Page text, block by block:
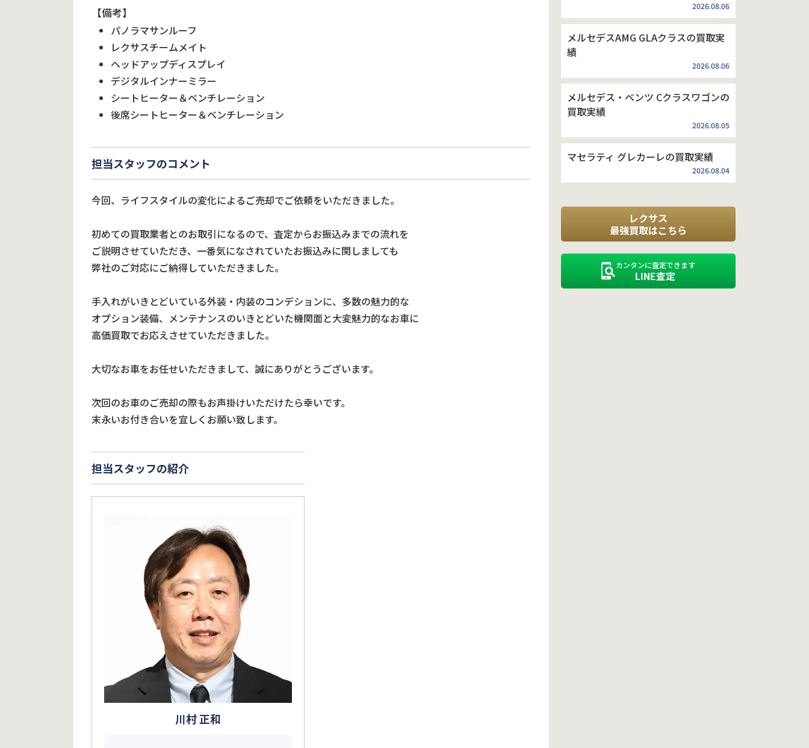
【備考】
パノラマサンルーフ
レクサスチームメイト
ヘッドアップディスプレイ
デジタルインナーミラー
シートヒーター＆ベンチレーション
後席シートヒーター＆ベンチレーション
担当スタッフのコメント
今回、ライフスタイルの変化によるご売却でご依頼をいただきました。
初めての買取業者とのお取引になるので、査定からお振込みまでの流れを
ご説明させていただき、一番気になされていたお振込みに関しましても
弊社のご対応にご納得していただきました。
手入れがいきとどいている外装・内装のコンデションに、多数の魅力的な
オプション装備、メンテナンスのいきとどいた機関面と大変魅力的なお車に
高価買取でお応えさせていただきました。
大切なお車をお任せいただきまして、誠にありがとうございます。
次回のお車のご売却の際もお声掛けいただけたら幸いです。
末永いお付き合いを宜しくお願い致します。
担当スタッフの紹介
川村 正和
2026.08.06
メルセデスAMG GLAクラスの買取実
績
2026.08.06
メルセデス・ベンツ Cクラスワゴンの
買取実績
2026.08.05
マセラティ グレカーレの買取実績
2026.08.04
レクサス
最強買取はこちら
カンタンに査定できます
LINE査定